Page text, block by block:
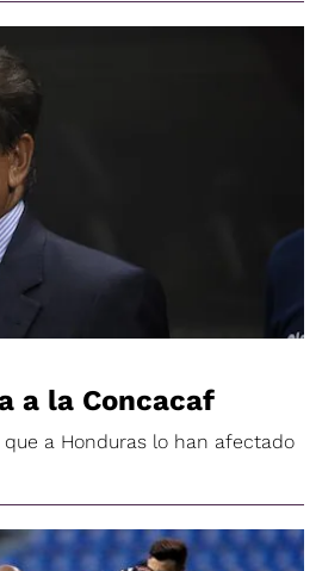
a la Concacaf
que a Honduras lo han afectado